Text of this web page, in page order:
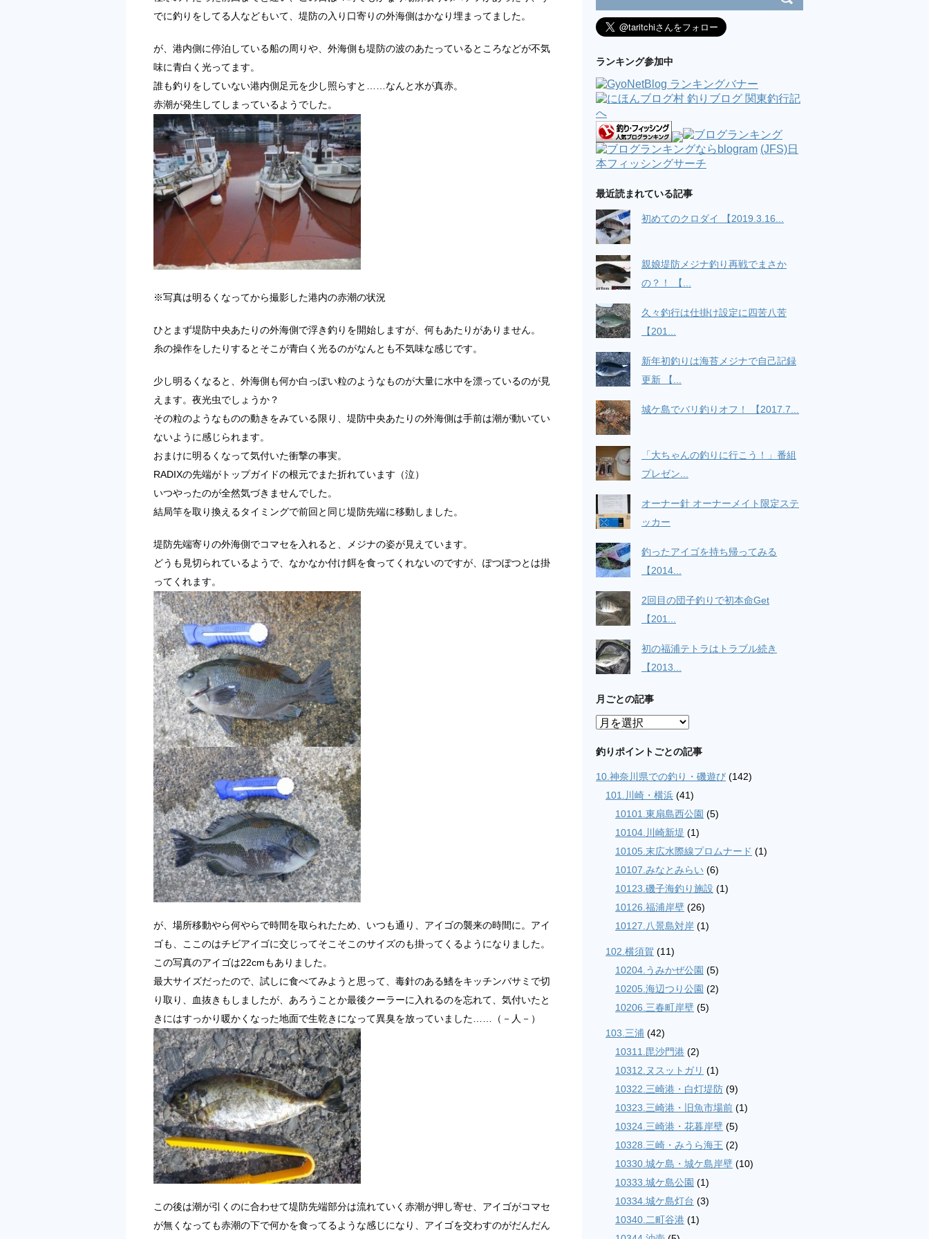
でに釣りをしてる人などもいて、堤防の入り口寄りの外海側はかなり埋まってました。
が、港内側に停泊している船の周りや、外海側も堤防の波のあたっているところなどが不気
味に青白く光ってます。
誰も釣りをしていない港内側足元を少し照らすと……なんと水が真赤。
赤潮が発生してしまっているようでした。
※写真は明るくなってから撮影した港内の赤潮の状況
ひとまず堤防中央あたりの外海側で浮き釣りを開始しますが、何もあたりがありません。
糸の操作をしたりするとそこが青白く光るのがなんとも不気味な感じです。
少し明るくなると、外海側も何か白っぽい粒のようなものが大量に水中を漂っているのが見
えます。夜光虫でしょうか？
その粒のようなものの動きをみている限り、堤防中央あたりの外海側は手前は潮が動いてい
ないように感じられます。
おまけに明るくなって気付いた衝撃の事実。
RADIXの先端がトップガイドの根元でまた折れています（泣）
いつやったのが全然気づきませんでした。
結局竿を取り換えるタイミングで前回と同じ堤防先端に移動しました。
堤防先端寄りの外海側でコマセを入れると、メジナの姿が見えています。
どうも見切られているようで、なかなか付け餌を食ってくれないのですが、ぽつぽつとは掛
ってくれます。
が、場所移動やら何やらで時間を取られたため、いつも通り、アイゴの襲来の時間に。アイ
ゴも、ここのはチビアイゴに交じってそこそこのサイズのも掛ってくるようになりました。
この写真のアイゴは22cmもありました。
最大サイズだったので、試しに食べてみようと思って、毒針のある鰭をキッチンバサミで切
り取り、血抜きもしましたが、あろうことか最後クーラーに入れるのを忘れて、気付いたと
きにはすっかり暖かくなった地面で生乾きになって異臭を放っていました……（－人－）
この後は潮が引くのに合わせて堤防先端部分は流れていく赤潮が押し寄せ、アイゴがコマセ
が無くなっても赤潮の下で何かを食ってるような感じになり、アイゴを交わすのがだんだん
ランキング参加中
(JFS)日
本フィッシングサーチ
最近読まれている記事
初めてのクロダイ 【2019.3.16...
親娘堤防メジナ釣り再戦でまさか
の？！ 【...
久々釣行は仕掛け設定に四苦八苦
【201...
新年初釣りは海苔メジナで自己記録
更新 【...
城ケ島でバリ釣りオフ！ 【2017.7...
「大ちゃんの釣りに行こう！」番組
プレゼン...
オーナー針 オーナーメイト限定ステ
ッカー
釣ったアイゴを持ち帰ってみる
【2014...
2回目の団子釣りで初本命Get
【201...
初の福浦テトラはトラブル続き
【2013...
月ごとの記事
月
と
記
釣りポイントごとの記事
10.神奈川県での釣り・磯遊び (142)
101.川崎・横浜 (41)
10101.東扇島西公園 (5)
10104.川崎新堤 (1)
10105.末広水際線プロムナード (1)
10107.みなとみらい (6)
10123.磯子海釣り施設 (1)
10126.福浦岸壁 (26)
10127.八景島対岸 (1)
102.横須賀 (11)
10204.うみかぜ公園 (5)
10205.海辺つり公園 (2)
10206.三春町岸壁 (5)
103.三浦 (42)
10311.毘沙門港 (2)
10312.ヌスットガリ (1)
10322.三崎港・白灯堤防 (9)
10323.三崎港・旧魚市場前 (1)
10324.三崎港・花暮岸壁 (5)
10328.三崎・みうら海王 (2)
10330.城ケ島・城ケ島岸壁 (10)
10333.城ケ島公園 (1)
10334.城ケ島灯台 (3)
10340.二町谷港 (1)